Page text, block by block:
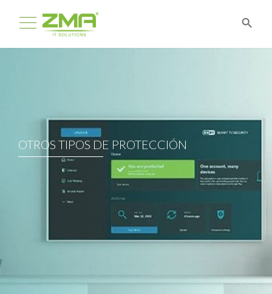
OTROS TIPOS DE PROTECCIÓN